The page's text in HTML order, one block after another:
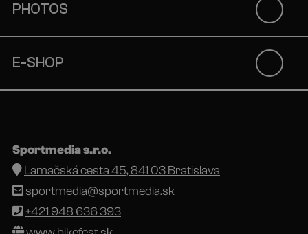
PHOTOS
E-SHOP
Sportmedia s.r.o.
Lamačská cesta 45, 841 03 Bratislava
sportmedia@sportmedia.sk
+421 948 636 393